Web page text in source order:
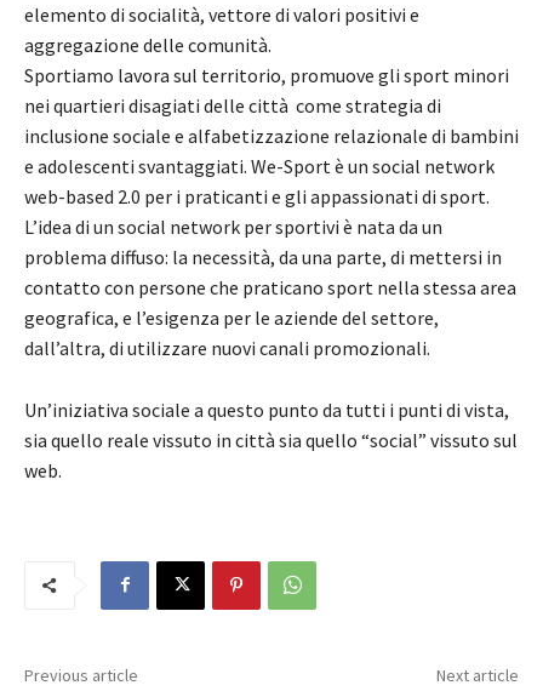
elemento di socialità, vettore di valori positivi e
aggregazione delle comunità.
Sportiamo lavora sul territorio, promuove gli sport minori
nei quartieri disagiati delle città come strategia di
inclusione sociale e alfabetizzazione relazionale di bambini
e adolescenti svantaggiati. We-Sport è un social network
web-based 2.0 per i praticanti e gli appassionati di sport.
L’idea di un social network per sportivi è nata da un
problema diffuso: la necessità, da una parte, di mettersi in
contatto con persone che praticano sport nella stessa area
geografica, e l’esigenza per le aziende del settore,
dall’altra, di utilizzare nuovi canali promozionali.
Un’iniziativa sociale a questo punto da tutti i punti di vista,
sia quello reale vissuto in città sia quello “social” vissuto sul
web.
Previous article Next article